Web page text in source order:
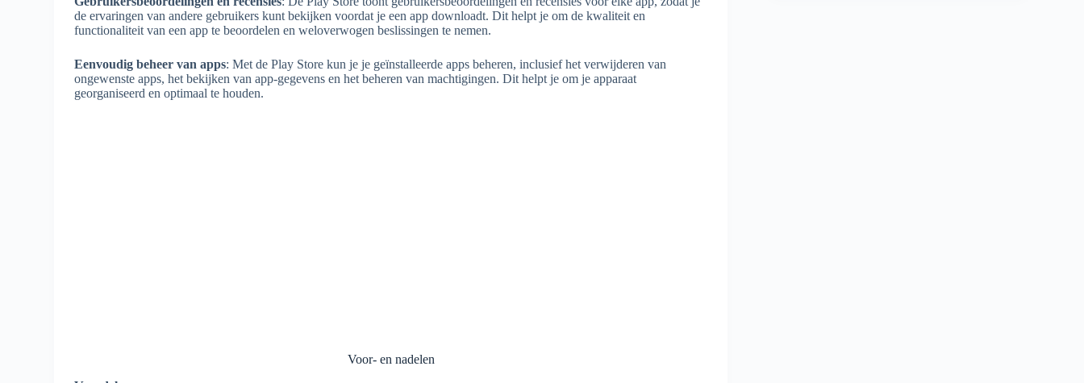
de ervaringen van andere gebruikers kunt bekijken voordat je een app downloadt. Dit helpt je om de kwaliteit en
functionaliteit van een app te beoordelen en weloverwogen beslissingen te nemen.
Eenvoudig beheer van apps: Met de Play Store kun je je geïnstalleerde apps beheren, inclusief het verwijderen van
ongewenste apps, het bekijken van app-gegevens en het beheren van machtigingen. Dit helpt je om je apparaat
georganiseerd en optimaal te houden.
Voor- en nadelen